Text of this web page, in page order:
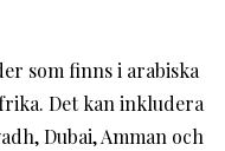
som finns i arabiska
Det kan inkludera
Dubai, Amman och